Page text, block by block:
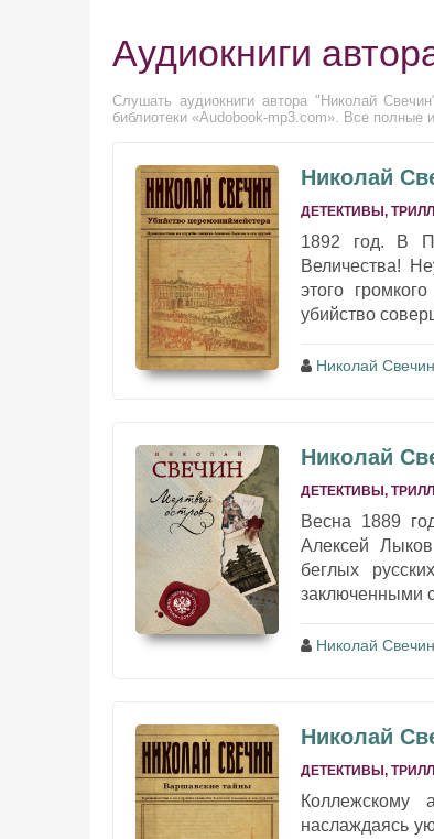
Аудиокниги
Слушать аудиокниги автора "Николай
библиотеки «Audobook-mp3.com». Все полные
Николай
ДЕТЕКТИВЫ,
1892 год. В
Величества!
этого
убийство
Николай Свечин
Николай
ДЕТЕКТИВЫ,
Весна 1889
Алексей
беглых
заключенными
Николай Свечин
Николай
ДЕТЕКТИВЫ,
Коллежскому
наслаждаясь